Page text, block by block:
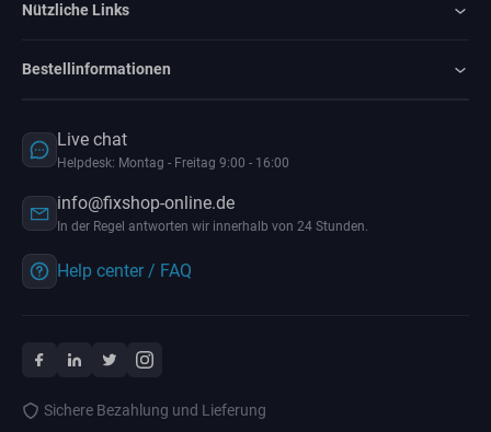
Nützliche Links
Bestellinformationen
Live chat
Helpdesk: Montag - Freitag 9:00 - 16:00
info@fixshop-online.de
In der Regel antworten wir innerhalb von 24 Stunden.
Help center / FAQ
Sichere Bezahlung und Lieferung